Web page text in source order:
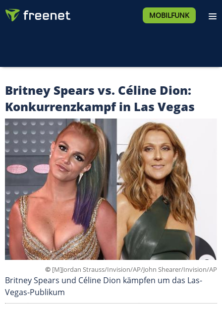
MOBILFUNK
Britney Spears vs. Céline Dion:
Konkurrenzkampf in Las Vegas
© [M]Jordan Strauss/Invision/AP/John Shearer/Invision/AP
Britney Spears und Céline Dion kämpfen um das Las-
Vegas-Publikum